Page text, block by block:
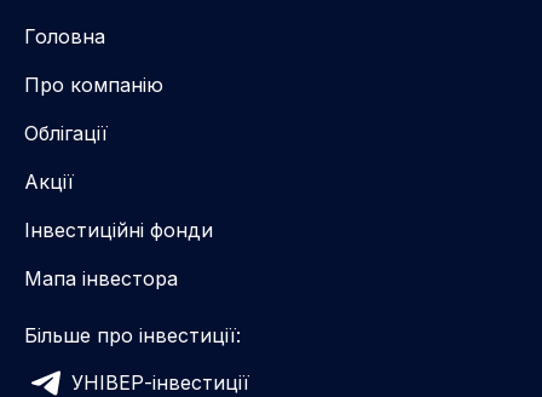
Головна
Про компанію
Облігації
Акції
Інвестиційні фонди
Мапа інвестора
Більше про інвестиції:
УНІВЕР-інвестиції